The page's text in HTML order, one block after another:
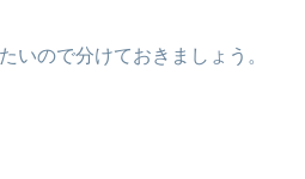
いので分けておきましょう。